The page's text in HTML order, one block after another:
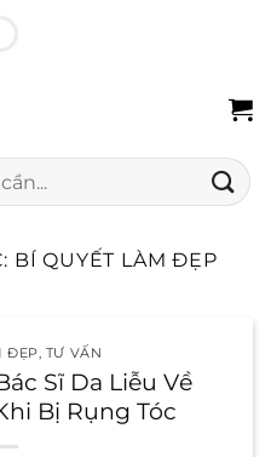
BÍ QUYẾT LÀM ĐẸP
ĐẸP, TƯ VẤN
Sĩ Da Liễu Về
Bị Rụng Tóc